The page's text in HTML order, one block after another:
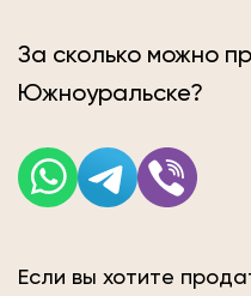
За сколько можно
Южноуральске?
Если вы хотите